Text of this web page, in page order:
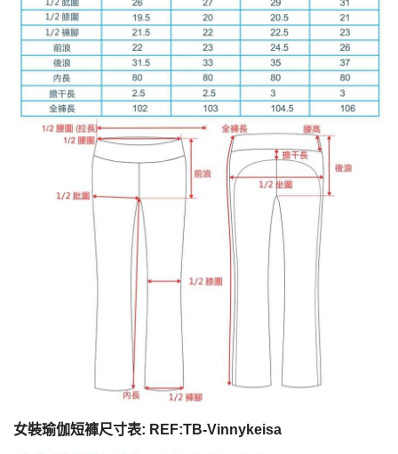
女裝瑜伽短褲尺寸表: REF:TB-Vinnykeisa